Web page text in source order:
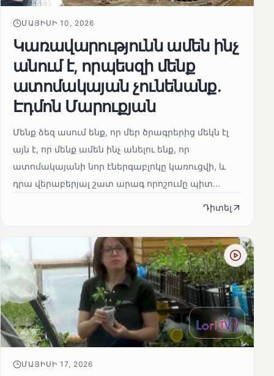
ՄԱՅԻՍԻ 10, 2026
Կառավարությունն ամեն ինչ
անում է, որպեսզի մենք
ատոմակայան չունենանք․
Էդմոն Մարուքյան
Մենք ձեզ ասում ենք, որ մեր ծրագրերից մեկն էլ
այն է, որ մենք ամեն ինչ անելու ենք, որ
ատոմակայանի նոր էներգաբլոկը կառուցվի, և
դրա վերաբերյալ շատ արագ որոշումը պիտ...
Դիտել
ՄԱՅԻՍԻ 17, 2026